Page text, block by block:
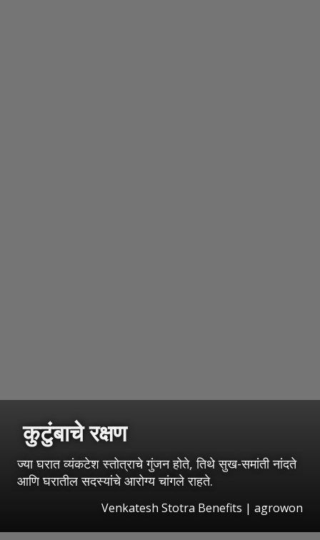
कुटुंबाचे रक्षण
ज्या घरात व्यंकटेश स्तोत्राचे गुंजन होते, तिथे सुख-समांती नांदते
आणि घरातील सदस्यांचे आरोग्य चांगले राहते.
Venkatesh Stotra Benefits | agrowon